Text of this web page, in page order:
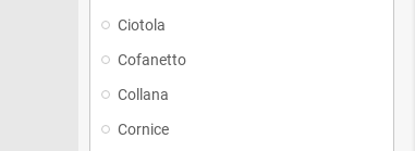
Ciotola
Cofanetto
Collana
Cornice